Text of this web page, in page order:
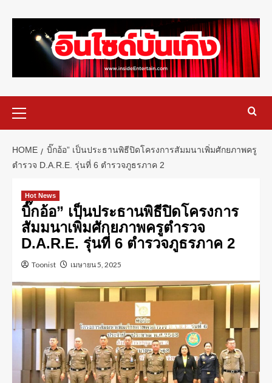
HOME
บิ๊กอ้อ” เป็นประธานพิธีปิดโครงการสัมมนาเพิ่มศักยภาพครู
ตำรวจ D.A.R.E. รุ่นที่ 6 ตำรวจภูธรภาค 2
Hot News
บิ๊กอ้อ” เป็นประธานพิธีปิดโครงการ
สัมมนาเพิ่มศักยภาพครูตำรวจ
D.A.R.E. รุ่นที่ 6 ตำรวจภูธรภาค 2
Toonist เมษายน 5, 2025